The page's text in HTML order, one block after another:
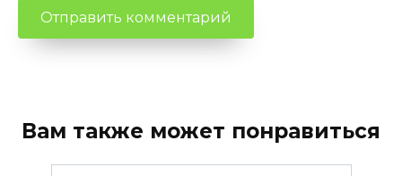
Вам также может понравиться